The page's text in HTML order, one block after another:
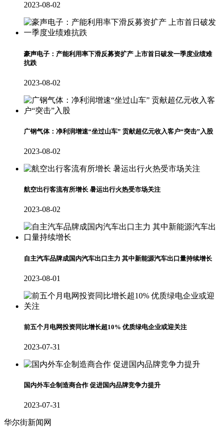
2023-08-02
豪声电子：产能利用率下滑反募资扩产 上市首日破发一季度业绩难
抗跌
2023-08-02
广钢气体：净利润增速“坐过山车” 贡献超亿元收入客户“突击”入股
2023-08-02
航空出行客流有所增长 暑运出行火热受市场关注
2023-08-02
自主汽车品牌成国内汽车出口主力 其中新能源汽车出口量持续增长
2023-08-01
前五个月电网投资同比增长超10% 优质绿电企业或迎关注
2023-07-31
国内外车企制造商合作 促进国内品牌竞争力提升
2023-07-31
华尔街新闻网